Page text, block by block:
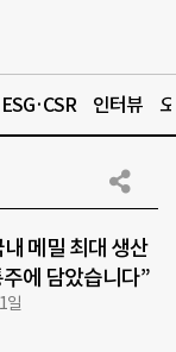
ESG·CSR 인터뷰
메밀 최대 생산
에 담았습니다”
일